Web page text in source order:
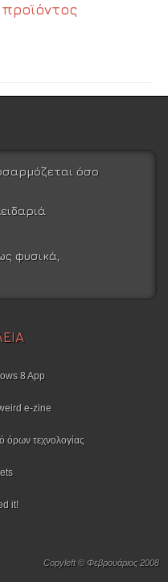
όσο
φυσικά,
8 App
e-zine
όρων τεχνολογίας
it!
Copyleft © Φεβρουάριος 2008